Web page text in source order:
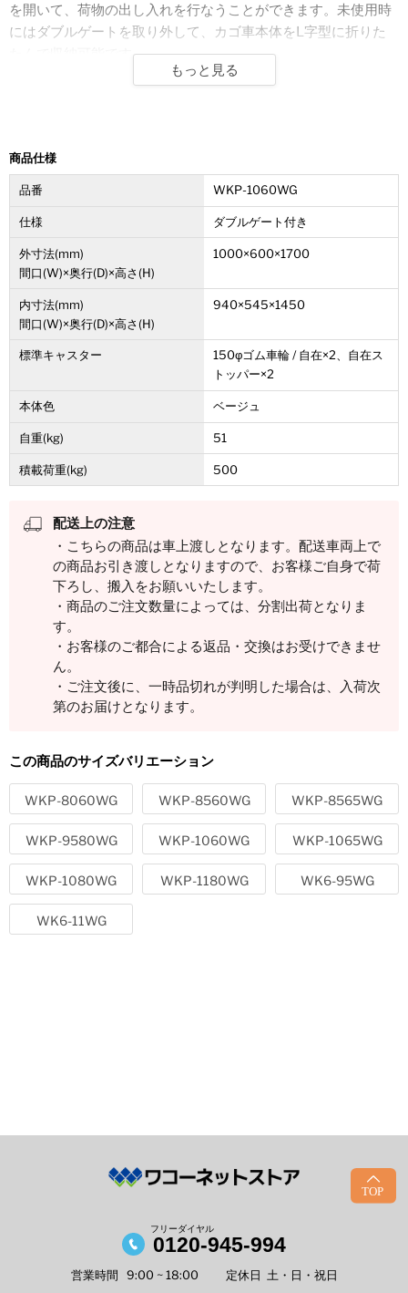
を開いて、荷物の出し入れを行なうことができます。未使用時
にはダブルゲートを取り外して、カゴ車本体をL字型に折りた
たんで収納可能です。
■注文内容確定後3日以内に発送
■運賃無料
※ただし、北海道、沖縄県、離島は別途運賃（地域運賃）がか
かります。
運賃につきましては、
お問い合わせフォームより、お問い合
ご購入時の注文メモにその旨をご記入下さい。
【商品特長】
床板にワンタッチロックシステム採用 【特許 第3481849号】
セッティング・収納時は、ワンタッチで底板をフレームに自動
ロック。片手でも簡単に組み立てをおこなえます。床板プラス
チックタイプは軽量ですので、女性でもお手軽にお使いいただ
けます。
静かさが決め手
サイドパネル回転部に消音効果を高める樹脂製イエローキャッ
プを標準装備。作業中の騒音を大幅に低減します。
錆に強いダブルコーティングが美観と強度を保持します
カーゴプレスタは、「カチオン電着塗装 + TGIC粉体塗装」のダ
ブルコーティングを採用。TGIC粉体塗装は、野外使用時の光沢
もっと見る
商品仕様
品番 WKP-1060WG
仕様 ダブルゲート付き
外寸法(mm)
間口(W)×奥行(D)×高さ(H)
1000×600×1700
内寸法(mm)
間口(W)×奥行(D)×高さ(H)
940×545×1450
標準キャスター
150φゴム車輪 / 自在×2、自在ス
トッパー×2
本体色 ベージュ
自重(kg) 51
積載荷重(kg) 500
配送上の注意
・こちらの商品は車上渡しとなります。配送車両上で
の商品お引き渡しとなりますので、お客様ご自身で荷
下ろし、搬入をお願いいたします。
・商品のご注文数量によっては、分割出荷となりま
す。
・お客様のご都合による返品・交換はお受けできませ
ん。
・ご注文後に、一時品切れが判明した場合は、入荷次
第のお届けとなります。
この商品のサイズバリエーション
WKP-8060WG WKP-8560WG WKP-8565WG
WKP-9580WG WKP-1060WG WKP-1065WG
WKP-1080WG WKP-1180WG WK6-95WG
WK6-11WG
フリーダイヤル
0120-945-994
営業時間 9:00 ~ 18:00 定休日 土・日・祝日